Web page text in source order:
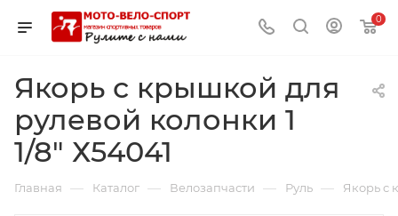
0
Якорь с крышкой для
рулевой колонки 1
1/8" Х54041
Главная — Каталог — Велозапчасти — Руль — Якорь с